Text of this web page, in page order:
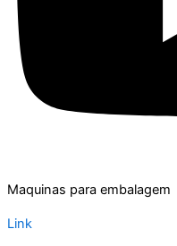
Maquinas para embalagem
Link